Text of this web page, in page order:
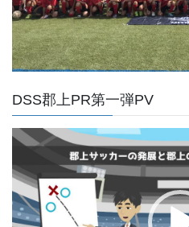
DSS郡上PR第一弾PV
動
プ
レ
ー
ヤ